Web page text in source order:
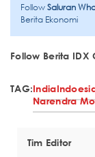
FollowSaluran
Berita Ekonomi
Follow Berita IDX
TAG:India
Narendra
Tim Editor